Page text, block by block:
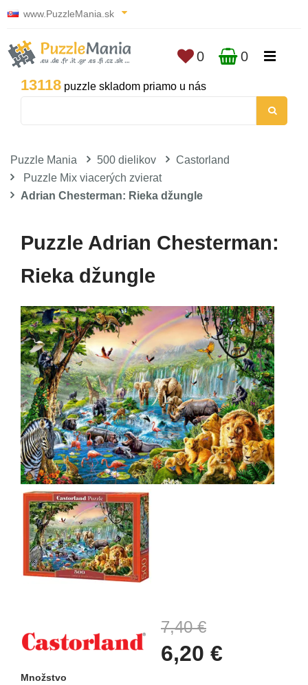
www.PuzzleMania.sk
13118 puzzle skladom priamo u nás
0 0
Puzzle Mania 500 dielikov
Castorland
Puzzle Mix viacerých zvierat
Adrian Chesterman: Rieka džungle
Puzzle Adrian Chesterman:
Rieka džungle
7,40 €
6,20 €
Množstvo